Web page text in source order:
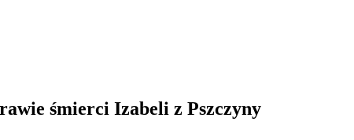
śmierci Izabeli z Pszczyny